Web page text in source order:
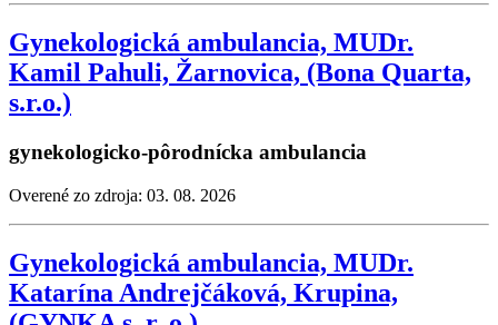
Gynekologická ambulancia, MUDr.
Kamil Pahuli, Žarnovica, (Bona Quarta,
s.r.o.)
gynekologicko-pôrodnícka ambulancia
Overené zo zdroja: 03. 08. 2026
Gynekologická ambulancia, MUDr.
Katarína Andrejčáková, Krupina,